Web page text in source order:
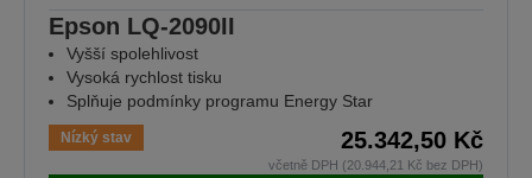
Epson LQ-2090II
Vyšší spolehlivost
Vysoká rychlost tisku
Splňuje podmínky programu Energy Star
Nízký stav 25.342,50 Kč
včetně DPH (20.944,21 Kč bez DPH)